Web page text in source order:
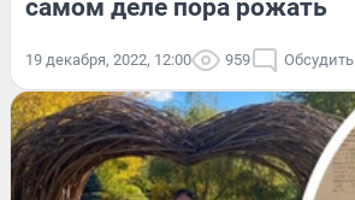
самом деле пора рожать
19 декабря, 2022, 12:00 959 Обсудить